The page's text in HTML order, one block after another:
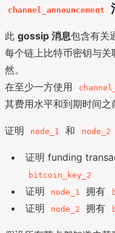
channel_announcement
此 gossip 消息包含有关
每个链上比特币密钥与
然。
在至少一方使用
其费用水平和到期时间之
证明 node_1 和 node_2
证明 funding
bitcoin_key_2
证明 node_1 拥有
证明 node_2 拥有